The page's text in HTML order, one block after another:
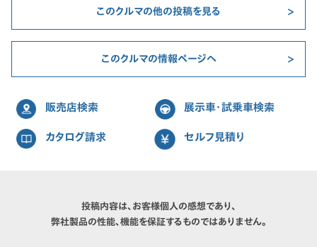
このクルマの他の投稿を見る
このクルマの情報ページへ
販売店検索 展示車・試乗車検索
カタログ請求 セルフ見積り
投稿内容は、お客様個人の感想であり、
弊社製品の性能、機能を保証するものではありません。